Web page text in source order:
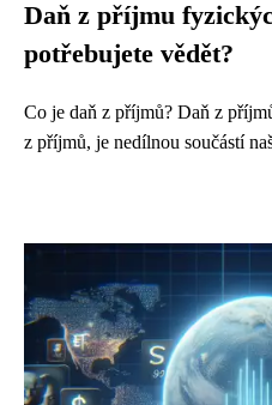
Daň z příjmu
potřebujete vědět?
Co je daň z příjmů? Daň z
z příjmů, je nedílnou součástí